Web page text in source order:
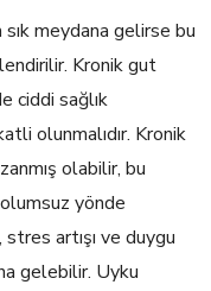
meydana gelirse bu
Kronik gut
ciddi sağlık
olunmalıdır. Kronik
olabilir, bu
yönde
artışı ve duygu
gelebilir. Uyku